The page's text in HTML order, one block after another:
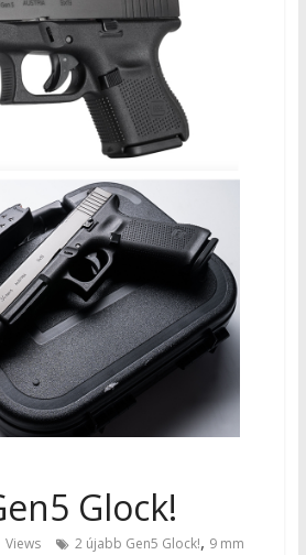
Glock!
Views 2 újabb Gen5 Glock!, 9 mm